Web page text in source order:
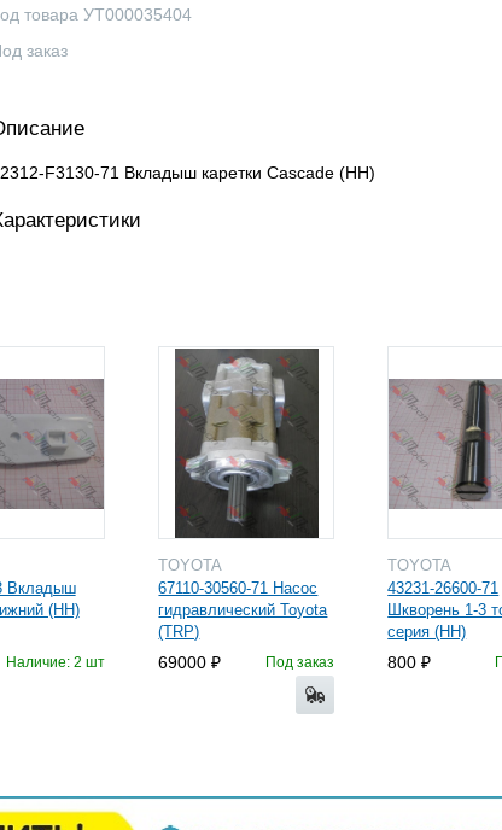
товара УТ000035404
заказ
F3130-71 Вкладыш каретки Cascade (HH)
Вкладыш
(HH)
Наличие: 2 шт
TOYOTA
67110-30560-71 Насос
гидравлический Toyota
(TRP)
69000 Под заказ
TOYOTA
43231-26600-71
Шкворень 1-3
серия (HH)
800